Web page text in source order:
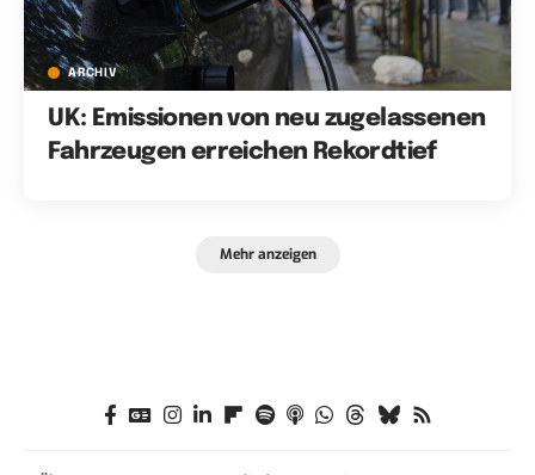
ARCHIV
UK: Emissionen von neu zugelassenen
Fahrzeugen erreichen Rekordtief
Mehr anzeigen